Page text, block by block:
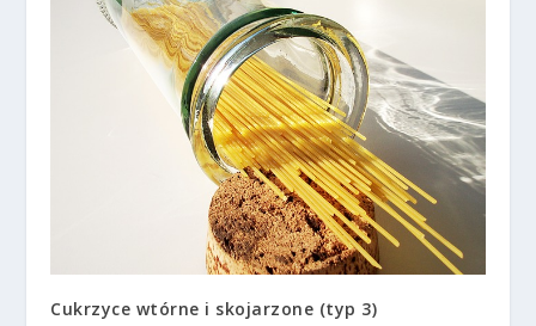
Cukrzyce wtórne i skojarzone (typ 3)